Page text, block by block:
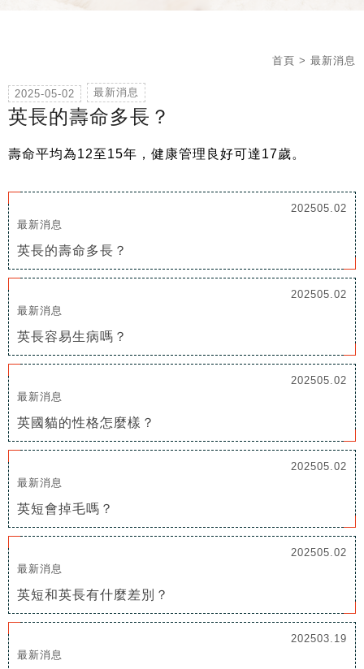
首頁 > 最新消息
2025-05-02 最新消息
英長的壽命多長？
壽命平均為12至15年，健康管理良好可達17歲。
202505.02
最新消息
英長的壽命多長？
202505.02
最新消息
英長容易生病嗎？
202505.02
最新消息
英國貓的性格怎麼樣？
202505.02
最新消息
英短會掉毛嗎？
202505.02
最新消息
英短和英長有什麼差別？
202503.19
最新消息